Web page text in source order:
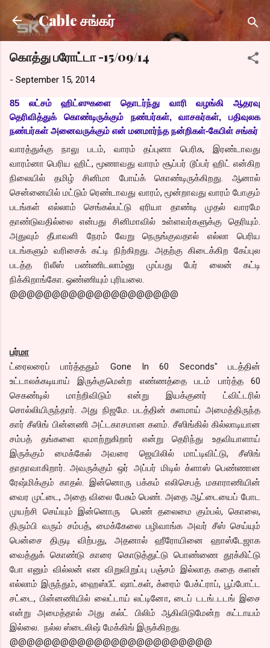
Skip to main content
Cable சங்கர்
கொத்து பரோட்டா -15/09/14
- September 15, 2014
85 லட்சம் ஹிட்ஸுகளை தொடர்ந்து வாரி வழங்கி ஆதரவு
தெரிவித்துக் கொண்டிருக்கும் நண்பர்கள், வாசகர்கள், பதிவுலக
நண்பர்கள் அனைவருக்கும் என் மனமார்ந்த நன்றிகள்-கேபிள் சங்கர்
வாரத்துக்கு நாலு படம், வாரம் தப்புனா பெரிசு, இரண்டாவது
வாரம்னா பெரிய ஹிட், மூணாவது வாரம் சூப்பர் டூப்பர் ஹிட் என்கிற
நிலையில் தமிழ் சினிமா போய்க் கொண்டிருக்கிறது. ஆனால்
சென்னையில் மட்டும் ரெண்டாவது வாரம், மூன்றாவது வாரம் போகும்
படங்கள் எல்லாம் செங்கல்பட்டு ஏரியா தாண்டி முதல் வாரமே
தாண்டுவதில்லை என்பது சினிமாவில் உள்ளவர்களுக்கு தெரியும்.
அதுவும் தீபாவளி நேரம் வேறு நெருங்குவதால் எல்லா பெரிய
படங்களும் வரிசைக் கட்டி நிற்கிறது. அதற்கு கிடைக்கிற கேப்புல
படத்த ரிலீஸ் பண்ணிடலாம்னு முப்பது பேர் லைன் கட்டி
நிக்கிறாங்கோ. ஒண்ணியும் புரியலை.
@@@@@@@@@@@@@@@@@@@@
பர்மா
ட்ரைலரைப் பார்த்ததும் Gone In 60 Seconds" படத்தின்
உட்டாலக்கடியாய் இருக்குமென்ற எண்ணத்தை படம் பார்த்த 60
செகண்டில் மாற்றிவிடும் என்று இயக்குனர் ட்விட்டரில்
சொல்லியிருந்தார். அது நிஜமே. படத்தின் களமாய் அமைத்திருந்த
கார் சீஸிங் பின்னணி அட்டகாசமான களம். சீஸிங்கில் கில்லாடியான
சம்பத் தங்களை ஏமாற்றுகிறார் என்று தெரிந்து உதவியாளாய்
இருக்கும் மைக்கேல் அவரை ஜெயிலில் மாட்டிவிட்டு, சீஸிங்
தாதாவாகிறார். அவருக்கும் ஒர் அப்பர் மிடில் க்ளாஸ் பெண்ணான
ரேஷ்மிக்கும் காதல். இன்னொரு பக்கம் எலிசெபத் மகாராணியின்
வைர முட்டை, அதை விலை பேசும் பெண். அதை ஆட்டையைப் போட
முயற்சி செய்யும் இன்னொரு பெண் தலைமை கும்பல், கொலை,
திரும்பி வரும் சம்பத், மைக்கேலை பழிவாங்க அவர் சீஸ் செய்யும்
பென்சை திருடி விற்பது, அதனால் ஹீரோயினை ஹாஸ்டேஜாக
வைத்துக் கொண்டு காரை கொடுத்துட்டு பொண்ணை தூக்கிட்டு
போ எனும் வில்லன் என விறுவிறுப்பு பஞ்சம் இல்லாத கதை களன்
எல்லாம் இருந்தும், ஹைஸ்பீட் ஷாட்கள், க்ரைம் பேக்ட்ராப், பூப்போட்ட
சட்டை, பின்னணியில் லைட்டாய் லட்டினோ, டைப் டடங்..டடங் இசை
என்று அமைத்தால் அது கல்ட் பிலிம் ஆகிவிடுமேன்ற கட்டாயம்
இல்லை. நல்ல ஸ்டைலிஷ் மேக்கிங் இருக்கிறது.
@@@@@@@@@@@@@@@@@@@@@@@@